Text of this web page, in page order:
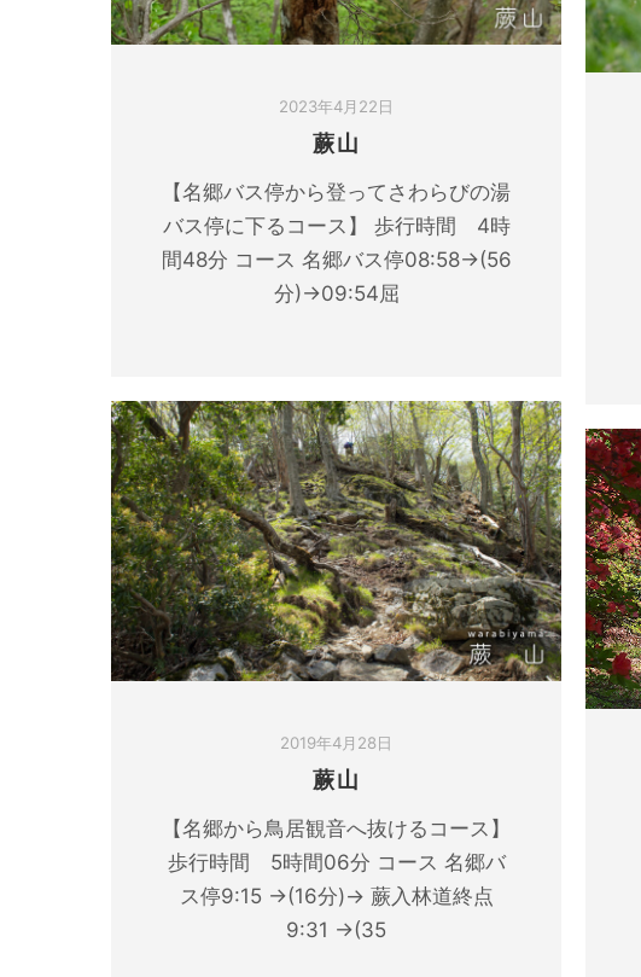
2023年4月22日
蕨山
【名郷バス停から登ってさわらびの湯
バス停に下るコース】 歩行時間 4時
間48分 コース 名郷バス停08:58→(56
分)→09:54屈
2019年4月28日
蕨山
【名郷から鳥居観音へ抜けるコース】
歩行時間 5時間06分 コース 名郷バ
ス停9:15 →(16分)→ 蕨入林道終点
9:31 →(35